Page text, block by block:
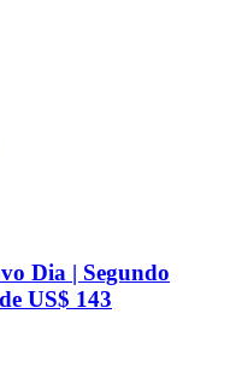
Dia | Segundo
US$ 143